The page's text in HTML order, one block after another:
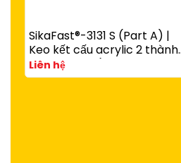
SikaFast®-3131 S (Part A) |
Keo kết cấu acrylic 2 thành
phần đóng rắn nhanh dùng
với SikaFast®-3081 N (Part
Liên hệ